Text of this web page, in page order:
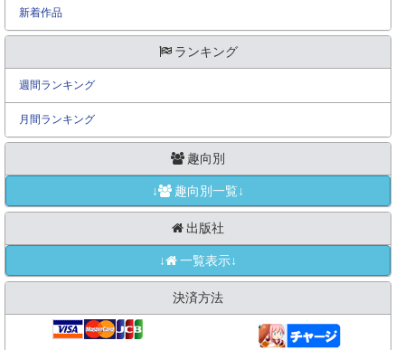
新着作品
ランキング
週間ランキング
月間ランキング
趣向別
↓ 趣向別一覧↓
出版社
↓ 一覧表示↓
決済方法